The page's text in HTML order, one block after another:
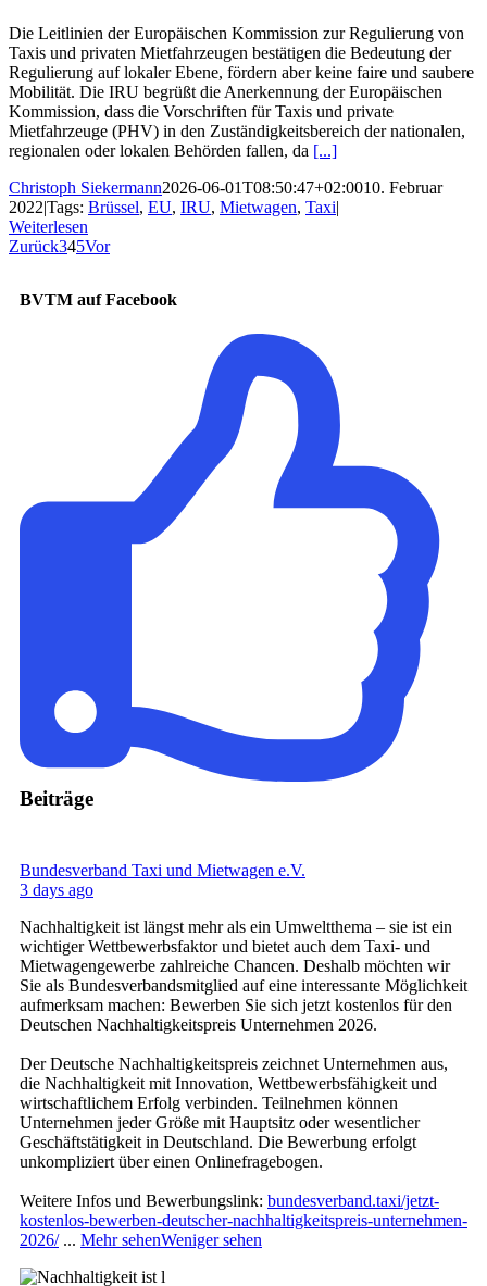
Die Leitlinien der Europäischen Kommission zur Regulierung von
Taxis und privaten Mietfahrzeugen bestätigen die Bedeutung der
Regulierung auf lokaler Ebene, fördern aber keine faire und saubere
Mobilität. Die IRU begrüßt die Anerkennung der Europäischen
Kommission, dass die Vorschriften für Taxis und private
Mietfahrzeuge (PHV) in den Zuständigkeitsbereich der nationalen,
regionalen oder lokalen Behörden fallen, da [...]
Christoph Siekermann2026-06-01T08:50:47+02:0010. Februar
2022|Tags: Brüssel, EU, IRU, Mietwagen, Taxi|
Weiterlesen
Zurück345Vor
BVTM auf Facebook
Beiträge
Bundesverband Taxi und Mietwagen e.V.
3 days ago
Nachhaltigkeit ist längst mehr als ein Umweltthema – sie ist ein
wichtiger Wettbewerbsfaktor und bietet auch dem Taxi- und
Mietwagengewerbe zahlreiche Chancen. Deshalb möchten wir
Sie als Bundesverbandsmitglied auf eine interessante Möglichkeit
aufmerksam machen: Bewerben Sie sich jetzt kostenlos für den
Deutschen Nachhaltigkeitspreis Unternehmen 2026.
Der Deutsche Nachhaltigkeitspreis zeichnet Unternehmen aus,
die Nachhaltigkeit mit Innovation, Wettbewerbsfähigkeit und
wirtschaftlichem Erfolg verbinden. Teilnehmen können
Unternehmen jeder Größe mit Hauptsitz oder wesentlicher
Geschäftstätigkeit in Deutschland. Die Bewerbung erfolgt
unkompliziert über einen Onlinefragebogen.
Weitere Infos und Bewerbungslink: bundesverband.taxi/jetzt-
kostenlos-bewerben-deutscher-nachhaltigkeitspreis-unternehmen-
2026/ ... Mehr sehenWeniger sehen